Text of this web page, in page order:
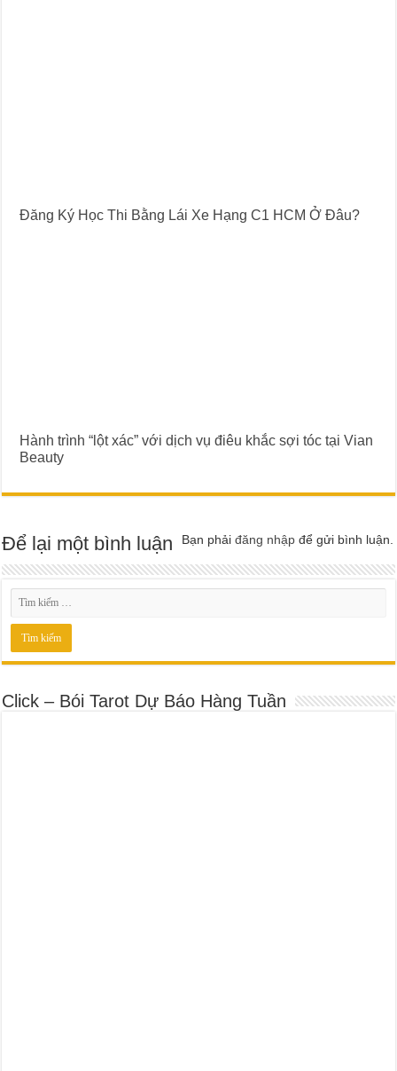
Đăng Ký Học Thi Bằng Lái Xe Hạng C1 HCM Ở Đâu?
Hành trình “lột xác” với dịch vụ điêu khắc sợi tóc tại Vian
Beauty
Để lại một bình luận Bạn phảiđăng nhập để gửi bình luận.
Click – Bói Tarot Dự Báo Hàng Tuần